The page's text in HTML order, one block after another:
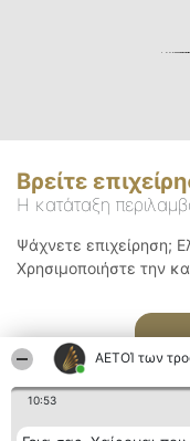
ΑΕΤΟΊ των
10:53
Βρείτε
Η κατάταξη
Ψάχνετε επιχείρηση;
Χρησιμοποιήστε την